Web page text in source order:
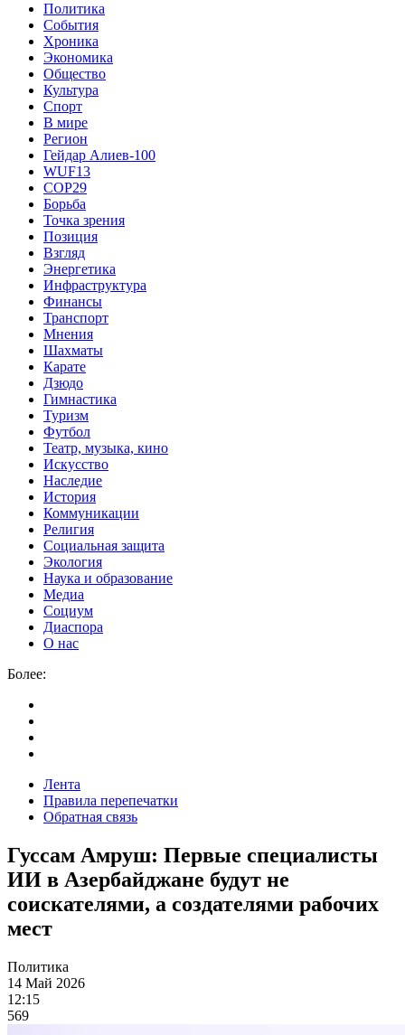
Политика
События
Хроника
Экономика
Общество
Культура
Спорт
В мире
Регион
Гейдар Алиев-100
WUF13
COP29
Борьба
Точка зрения
Позиция
Взгляд
Энергетика
Инфраструктура
Финансы
Транспорт
Мнения
Шахматы
Карате
Дзюдо
Гимнастика
Туризм
Футбол
Театр, музыка, кино
Искусство
Наследие
История
Коммуникации
Религия
Социальная защита
Экология
Наука и образование
Медиа
Социум
Диаспора
О нас
Более:
Лента
Правила перепечатки
Обратная связь
Гуссам Амруш: Первые специалисты
ИИ в Азербайджане будут не
соискателями, а создателями рабочих
мест
Политика
14 Май 2026
12:15
569